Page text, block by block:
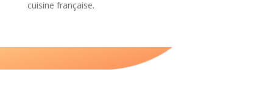
cuisine française.